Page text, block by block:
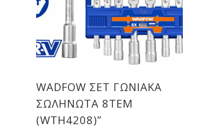
WADFOW ΣΕΤ ΓΩΝΙΑΚΑ
ΣΩΛΗΝΩΤΑ 8ΤΕΜ
(WTH4208)”